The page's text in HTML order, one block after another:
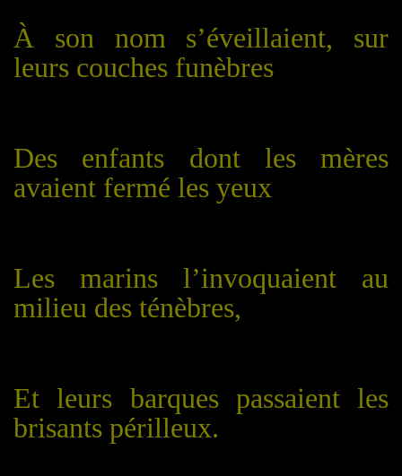
À son nom s’éveillaient, sur
leurs couches funèbres
Des enfants dont les mères
avaient fermé les yeux
Les marins l’invoquaient au
milieu des ténèbres,
Et leurs barques passaient les
brisants périlleux.